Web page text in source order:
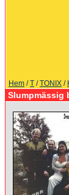
Hem /T /TONIX /
Slumpmässig